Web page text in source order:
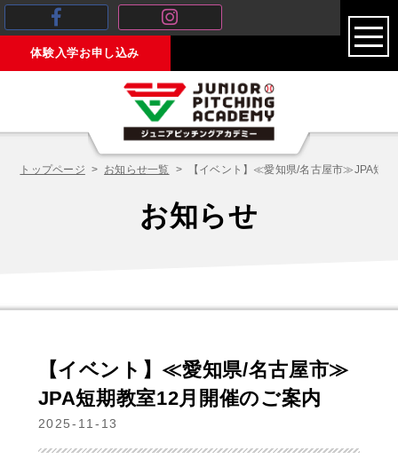
体験入学お申し込み
toggle
トップページ お知らせ一覧 【イベント】≪愛知県/名古屋市≫JPA短
お知らせ
【イベント】≪愛知県/名古屋市≫
JPA短期教室12月開催のご案内
2025-11-13